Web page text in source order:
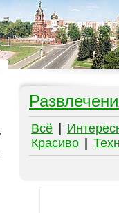
Всё
Красиво